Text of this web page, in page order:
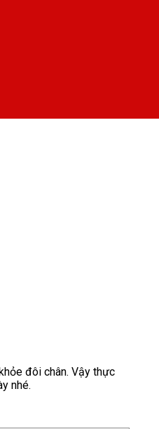
đôi chân. Vậy thực
nhé.